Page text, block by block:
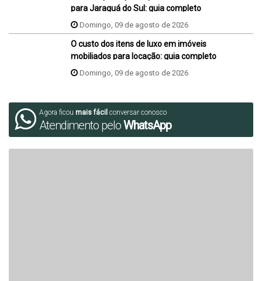
para Jaraguá do Sul: guia completo
Domingo, 09 de agosto de 2026
O custo dos itens de luxo em imóveis
mobiliados para locação: guia completo
Domingo, 09 de agosto de 2026
Agora ficou mais fácil conversar conosco
Atendimento peloWhatsApp